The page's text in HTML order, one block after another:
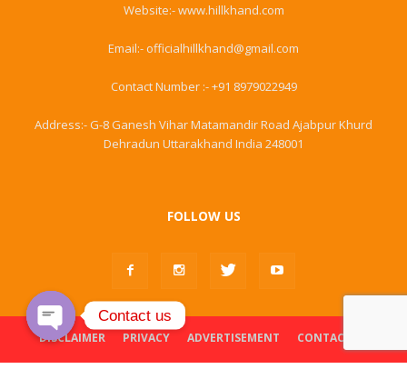
Website:- www.hillkhand.com
Email:- officialhillkhand@gmail.com
Contact Number :- +91 8979022949
Address:- G-8 Ganesh Vihar Matamandir Road Ajabpur Khurd
Dehradun Uttarakhand India 248001
FOLLOW US
DISCLAIMER PRIVACY ADVERTISEMENT
CONTACT US
Contact us
Open